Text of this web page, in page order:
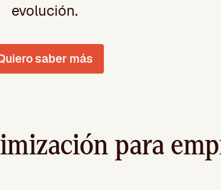
evolución.
saber más
para